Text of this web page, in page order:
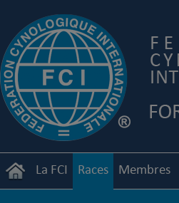
La FCI Races Membres